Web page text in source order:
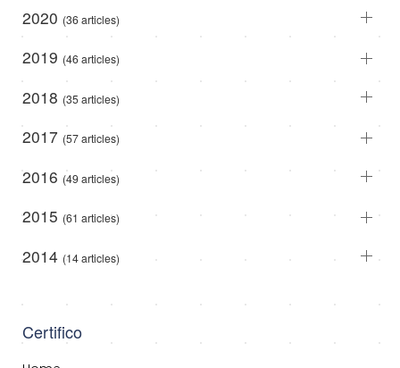
2020 (36 articles)
2019 (46 articles)
2018 (35 articles)
2017 (57 articles)
2016 (49 articles)
2015 (61 articles)
2014 (14 articles)
Certifico